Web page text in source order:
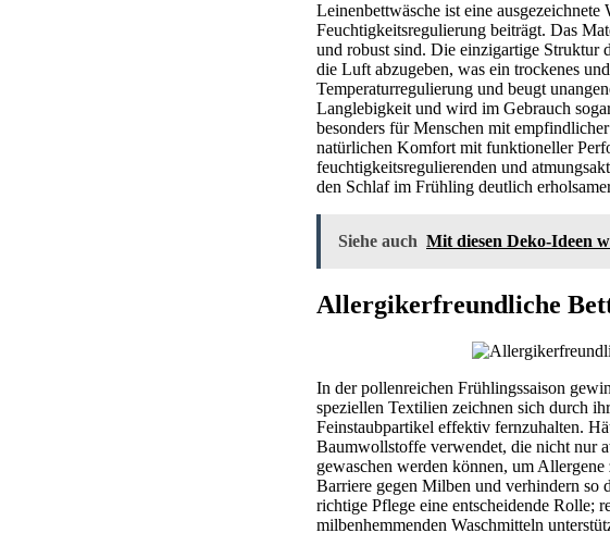
Leinenbettwäsche ist eine
Feuchtigkeitsregulierung beiträgt. Das
und robust sind. Die einzigartige Struktur
die Luft abzugeben, was ein trockenes
Temperaturregulierung und beugt
Langlebigkeit und wird im Gebrauch
besonders für Menschen mit
natürlichen Komfort mit funktioneller
feuchtigkeitsregulierenden und
den Schlaf im Frühling deutlich
Siehe auch Mit diesen Deko-Ideen
Allergikerfreundliche
In der pollenreichen Frühlingssaison
speziellen Textilien zeichnen sich durch
Feinstaubpartikel effektiv fernzuhalten.
Baumwollstoffe verwendet, die nicht nur
gewaschen werden können, um
Barriere gegen Milben und verhindern so
richtige Pflege eine entscheidende Rolle;
milbenhemmenden Waschmitteln